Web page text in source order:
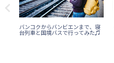
バンコクからバンビエンまで、寝
台列車と国境バスで行ってみた♫